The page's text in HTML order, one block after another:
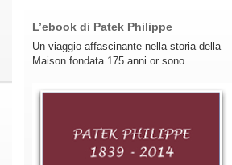
L’ebook di Patek Philippe
Un viaggio affascinante nella storia della
Maison fondata 175 anni or sono.